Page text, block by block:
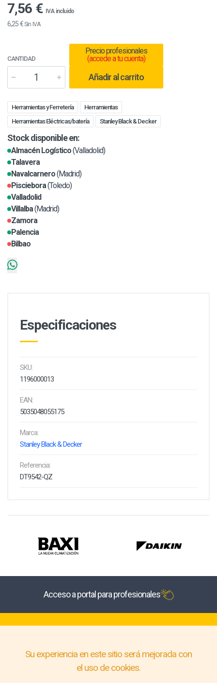
7,56 € IVA incluido
6,25 €Sin IVA
CANTIDAD
Precio profesionales
(accede a tu cuenta)
Añadir al carrito
Herramientas y Ferretería
Herramientas
Herramientas Eléctricas/batería
Stanley Black & Decker
Stock disponible en:
Almacén Logístico(Valladolid)
Talavera
Navalcarnero(Madrid)
Pisciebora(Toledo)
Valladolid
Villalba(Madrid)
Zamora
Palencia
Bilbao
Especificaciones
SKU:
1196000013
EAN:
5035048055175
Marca:
Stanley Black & Decker
Referencia:
DT9542-QZ
Acceso a portal para profesionales
Su experiencia en este sitio será mejorada con
el uso de cookies.